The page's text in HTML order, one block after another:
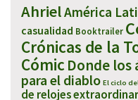
AhrielAmérica
casualidad Booktrailer
Crónicas de la
Cómic Donde los
para el diablo El ciclo
de relojes